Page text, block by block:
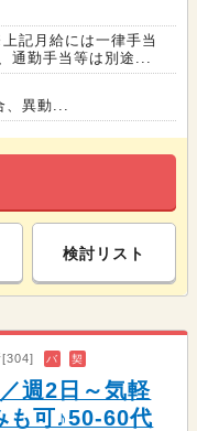
記月給には一律手当
通勤手当等は別途...
、異動...
検討リスト
[304] バ 契
週2日～気軽
可♪50-60代